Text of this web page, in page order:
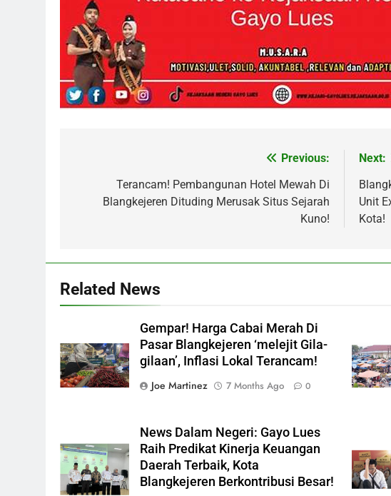
navigation
Previous:
Terancam! Pembangunan Hotel Mewah Di
Blangkejeren Dituding Merusak Situs Sejarah
Kuno!
Next:
Unit
Kota!
Related News
Gempar! Harga Cabai Merah Di
Pasar Blangkejeren ‘melejit Gila-
gilaan’, Inflasi Lokal Terancam!
Joe Martinez
7 Months Ago 0
News Dalam Negeri: Gayo Lues
Raih Predikat Kinerja Keuangan
Daerah Terbaik, Kota
Blangkejeren Berkontribusi Besar!